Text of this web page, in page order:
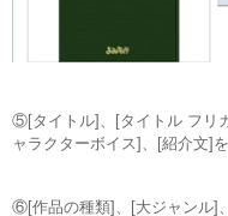
⑤[タイトル]、[タイトル フリ
ャラクターボイス]、[紹介文]を
⑥[作品の種類]、[大ジャンル]